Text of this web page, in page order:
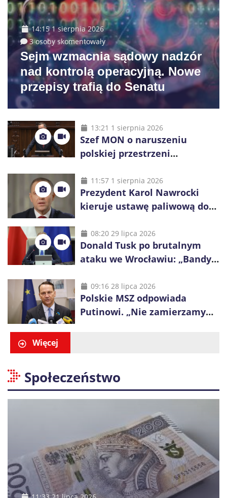
14:15 1 sierpnia 2026
3 osoby skomentowały
Sejm wzmacnia sądowy nadzór
nad kontrolą operacyjną. Nowe
przepisy trafią do Senatu
13:21 1 sierpnia 2026
Szef MON o naruszeniu
polskiej przestrzeni
zostałaby zestrzelona”
11:57 1 sierpnia 2026
Prezydent Karol Nawrocki
kieruje ustawę paliwową do
Ostrzega przed podwyżkami
08:20 29 lipca 2026
Donald Tusk po brutalnym
ataku we Wrocławiu: „Bandyci
polskich ulicach”
09:16 28 lipca 2026
Polskie MSZ odpowiada
Putinowi. „Nie zamierzamy
Więcej
Społeczeństwo